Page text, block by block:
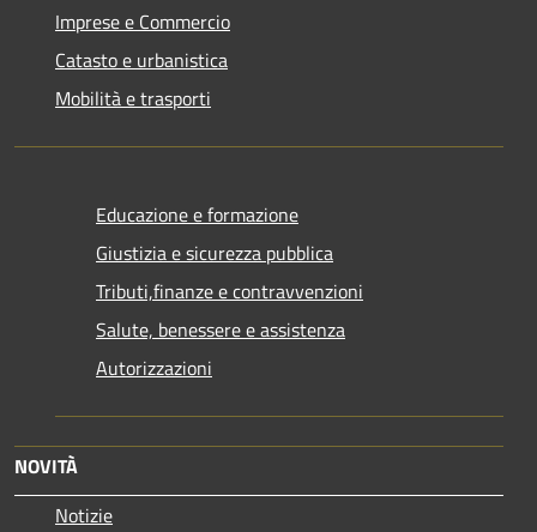
Imprese e Commercio
Catasto e urbanistica
Mobilità e trasporti
Educazione e formazione
Giustizia e sicurezza pubblica
Tributi,finanze e contravvenzioni
Salute, benessere e assistenza
Autorizzazioni
NOVITÀ
Notizie